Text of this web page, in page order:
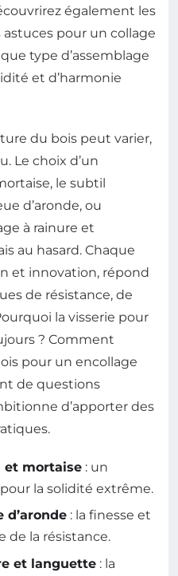
également les
pour un collage
type d’assemblage
et d’harmonie
du bois peut varier,
Le choix d’un
le subtil
d’aronde, ou
à rainure et
au hasard. Chaque
et innovation, répond
de résistance, de
la visserie pour
? Comment
pour un encollage
de questions
d’apporter des
et mortaise : un
la solidité extrême.
d’aronde : la finesse et
de la résistance.
et languette : la